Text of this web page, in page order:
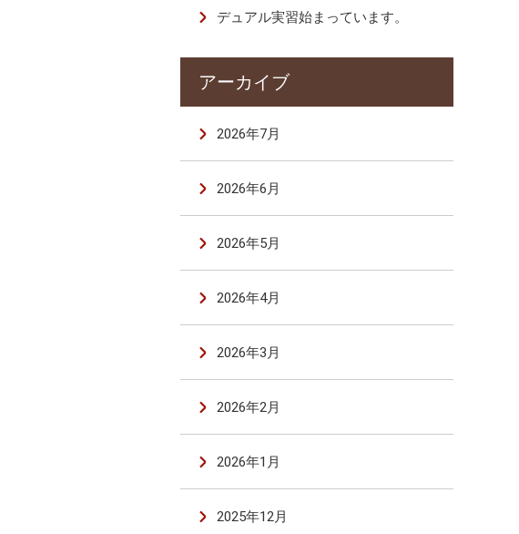
デュアル実習始まっています。
2026年7月
2026年6月
2026年5月
2026年4月
2026年3月
2026年2月
2026年1月
2025年12月